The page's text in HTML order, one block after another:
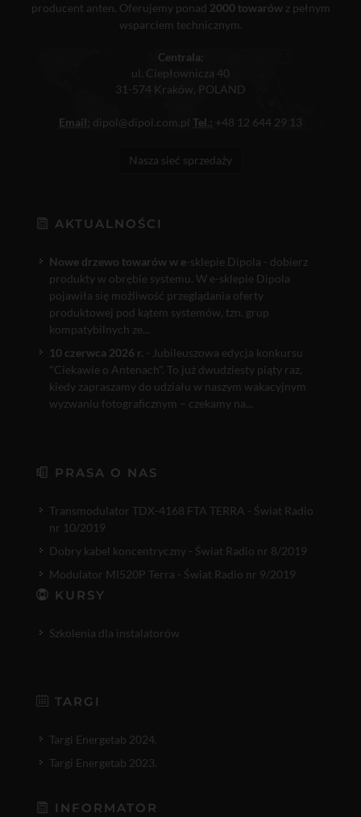
producent anten. Oferujemy ponad 2000 towarówz pełnym
wsparciem technicznym.
Centrala:
ul. Ciepłownicza 40
31-574 Kraków, POLAND
Email: dipol@dipol.com.pl Tel.: +48 12 644 29 13
Nasza sieć sprzedaży
AKTUALNOŚCI
Nowe drzewo towarów w e-sklepie Dipola - dobierz
produkty w obrębie systemu. W e-sklepie Dipola
pojawiła się możliwość przeglądania oferty
produktowej pod kątem systemów, tzn. grup
kompatybilnych ze...
10 czerwca 2026 r. - Jubileuszowa edycja konkursu
"Ciekawie o Antenach". To już dwudziesty piąty raz,
kiedy zapraszamy do udziału w naszym wakacyjnym
wyzwaniu fotograficznym – czekamy na...
PRASA O NAS
Transmodulator TDX-4168 FTA TERRA - Świat Radio
nr 10/2019
Dobry kabel koncentryczny - Świat Radio nr 8/2019
Modulator MI520P Terra - Świat Radio nr 9/2019
KURSY
Szkolenia dla instalatorów
TARGI
Targi Energetab 2024.
Targi Energetab 2023.
INFORMATOR